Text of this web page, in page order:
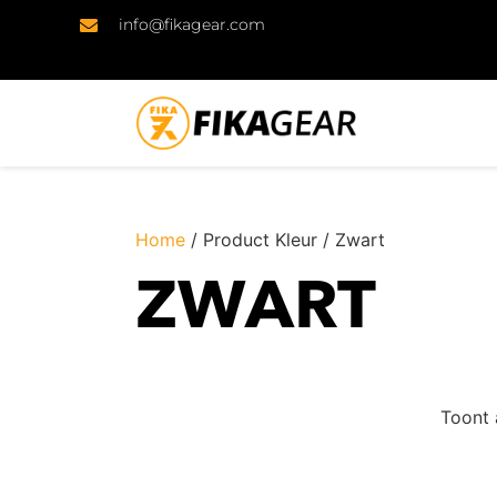
info@fikagear.com
Home / Product Kleur / Zwart
ZWART
Toont